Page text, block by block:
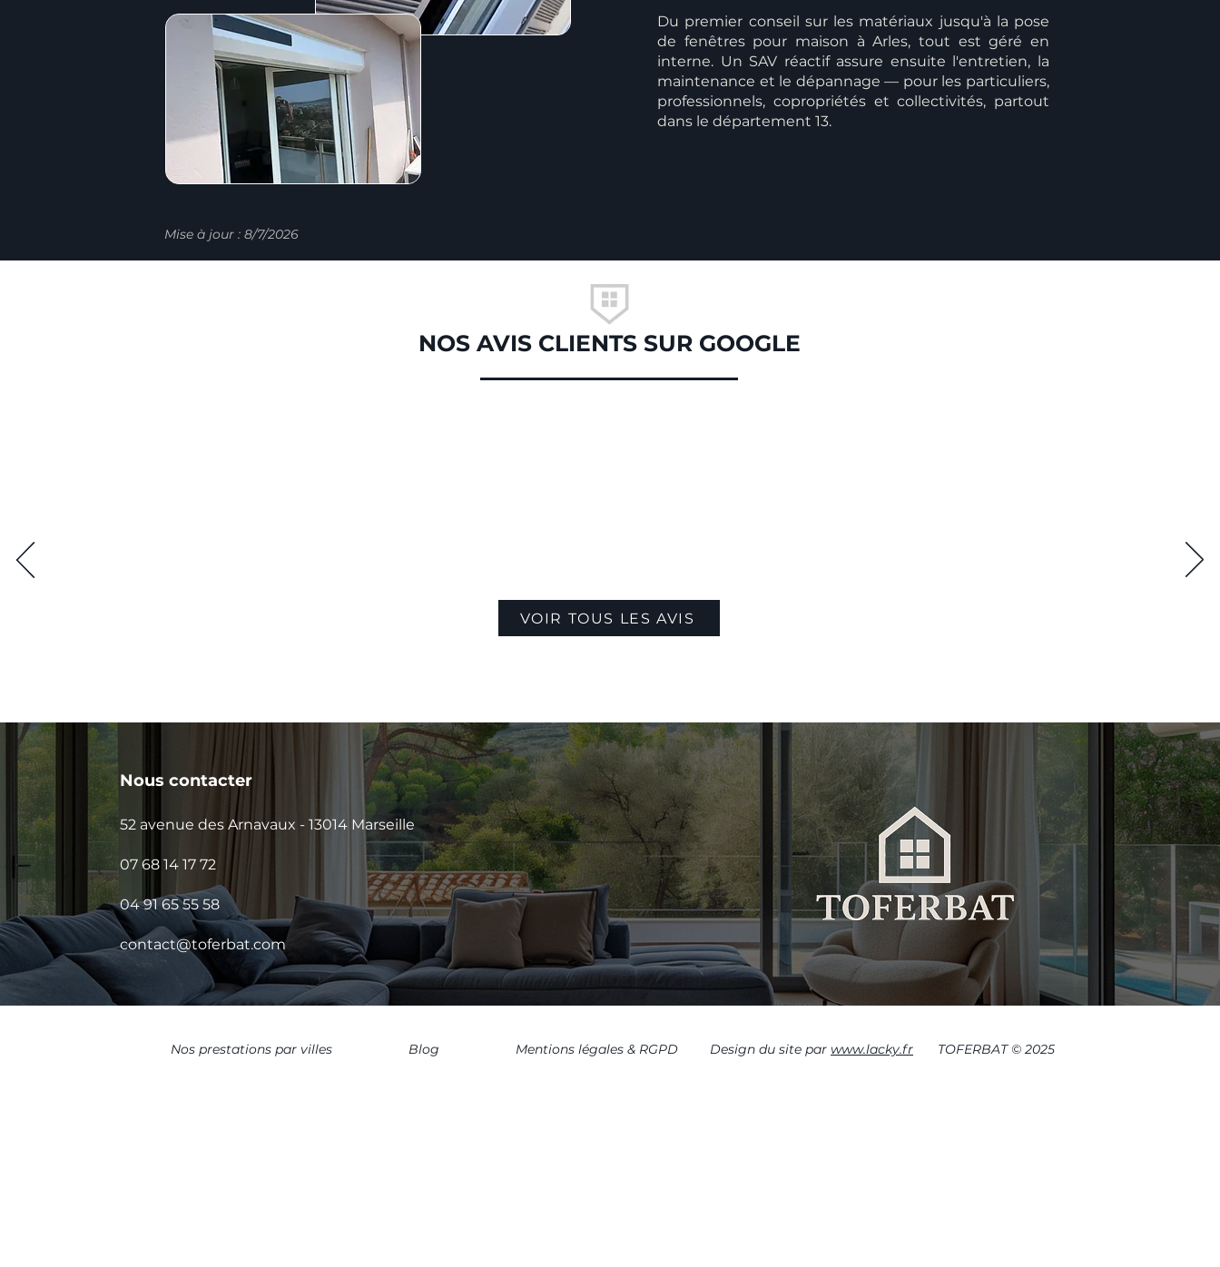
Du premier conseil sur les matériaux jusqu'à la pose
de fenêtres pour maison à Arles, tout est géré en
interne. Un SAV réactif assure ensuite l'entretien, la
maintenance et le dépannage — pour les particuliers,
professionnels, copropriétés et collectivités, partout
dans le département 13.
Mise à jour : 8/7/2026
NOS AVIS CLIENTS SUR GOOGLE
VOIR TOUS LES AVIS
Nous contacter
52 avenue des Arnavaux - 13014 Marseille
07 68 14 17 72
04 91 65 55 58
contact@toferbat.com
Nos prestations par villes Blog Mentions légales & RGPD Design du site par www.lacky.fr TOFERBAT © 2025